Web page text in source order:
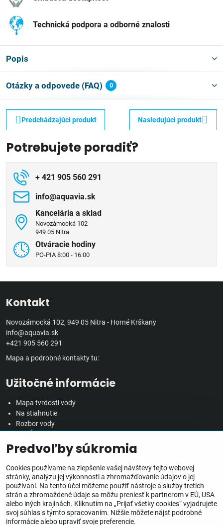
Technická podpora a odborné znalosti
Popis
Otázky a odpovede (FAQ) 0
Predchádzajúci produkt Nasledujúci produkt
Potrebujete poradiť?
+ 421 905 560 291
info​@aquavia​.sk
Kancelária a sklad
Novozámocká 102
949 05 Nitra
Otváracie hodiny
PO-PIA 8:00 - 16:00
Kontakt
Novozámocká 102, 949 05 Nitra - Horné Krškany
info@aquavia.sk
+421 905 560 291
Mapa a podrobné kontakty tu:
Užitočné informácie
Mapa tvrdosti vody
Na stiahnutie
Rozbor vody
Veľkoobchodná spolupráca
Všetko o nákupe
Obchodné podmienky
Ochrana osobných údajov
Reklamačný poriadok
Doprava, doručenie a poplatky
Predvoľby súkromia
Cookies používame na zlepšenie vašej návštevy tejto webovej
stránky, analýzu jej výkonnosti a zhromažďovanie údajov o jej
používaní. Na tento účel môžeme použiť nástroje a služby tretích
strán a zhromaždené údaje sa môžu preniesť k partnerom v EÚ, USA
alebo iných krajinách. Kliknutím na „Prijať všetky cookies“ vyjadrujete
svoj súhlas s týmto spracovaním. Nižšie môžete nájsť podrobné
informácie alebo upraviť svoje preferencie.